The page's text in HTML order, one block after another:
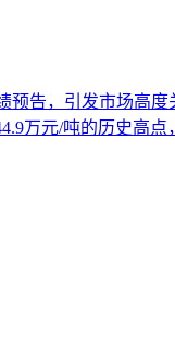
预告，引发市场高
万元/吨的历史高点